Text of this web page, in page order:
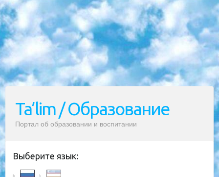
Ta’lim / Образование
Портал об образовании и воспитании
Выберите язык: